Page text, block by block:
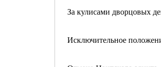
За кулисами дворцовых
Исключительное